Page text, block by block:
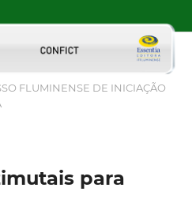
FLUMINENSE DE INICIAÇÃO
para